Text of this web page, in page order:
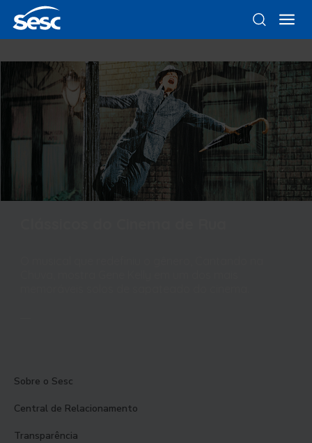
Sobre o Sesc
Central de Relacionamento
Transparência